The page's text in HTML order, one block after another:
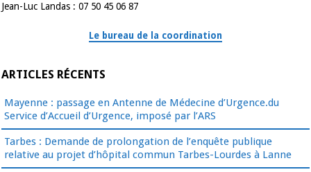
Jean-Luc Landas : 07 50 45 06 87
Le bureau de la coordination
ARTICLES RÉCENTS
Mayenne : passage en Antenne de Médecine d’Urgence.du
Service d’Accueil d’Urgence, imposé par l’ARS
Tarbes : Demande de prolongation de l’enquête publique
relative au projet d’hôpital commun Tarbes-Lourdes à Lanne